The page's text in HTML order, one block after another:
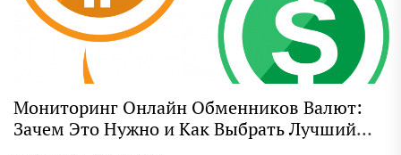
Мониторинг Онлайн Обменников Валют:
Зачем Это Нужно и Как Выбрать Лучший
Сервис